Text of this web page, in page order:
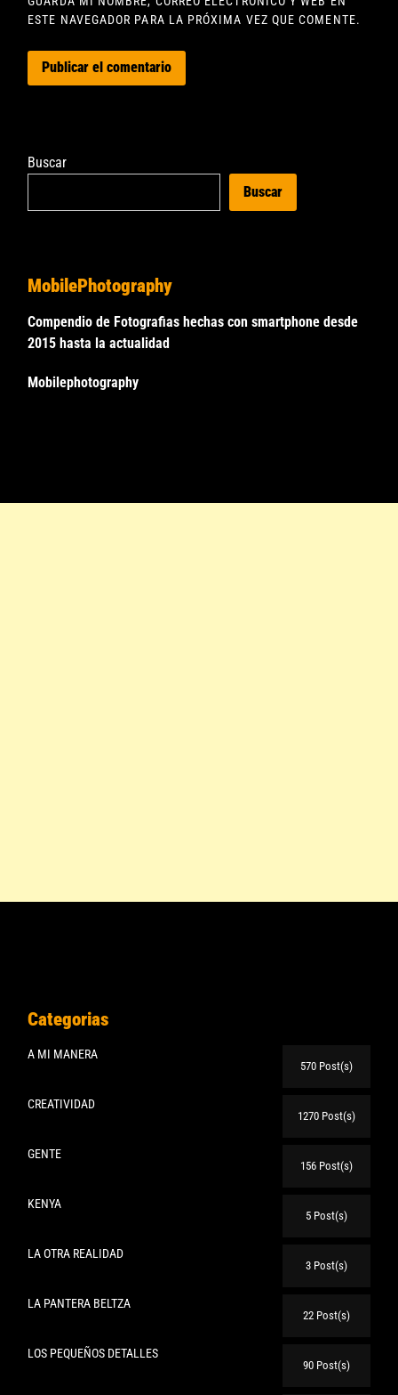
ESTE NAVEGADOR PARA LA PRÓXIMA VEZ QUE COMENTE.
Buscar
Buscar
MobilePhotography
Compendio de Fotografias hechas con smartphone desde
2015 hasta la actualidad
Mobilephotography
Categorias
A MI MANERA
570 Post(s)
CREATIVIDAD
1270 Post(s)
GENTE
156 Post(s)
KENYA
5 Post(s)
LA OTRA REALIDAD
3 Post(s)
LA PANTERA BELTZA
22 Post(s)
LOS PEQUEÑOS DETALLES
90 Post(s)